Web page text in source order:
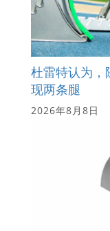
杜雷特认为，
现两条腿
2026年8月8日